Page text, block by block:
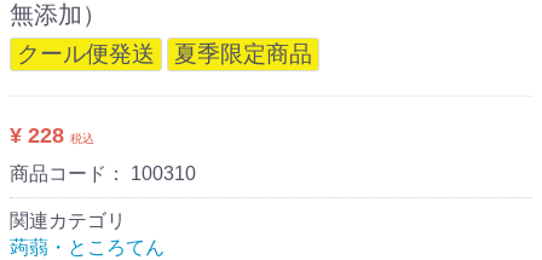
無添加）
クール便発送 夏季限定商品
¥ 228 税込
商品コード： 100310
関連カテゴリ
蒟蒻・ところてん